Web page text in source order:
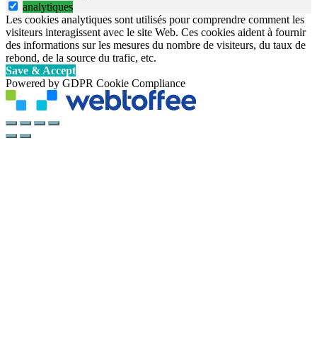
analytiques
Les cookies analytiques sont utilisés pour comprendre comment les
visiteurs interagissent avec le site Web. Ces cookies aident à fournir
des informations sur les mesures du nombre de visiteurs, du taux de
rebond, de la source du trafic, etc.
Save & Accept
Powered by GDPR Cookie Compliance